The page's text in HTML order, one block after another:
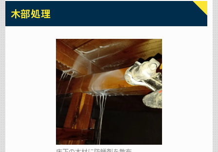
木部処理